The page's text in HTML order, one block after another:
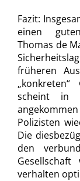
Fazit:
einen
Thomas de
früheren
scheint in
Polizisten
Die
den
verhalten